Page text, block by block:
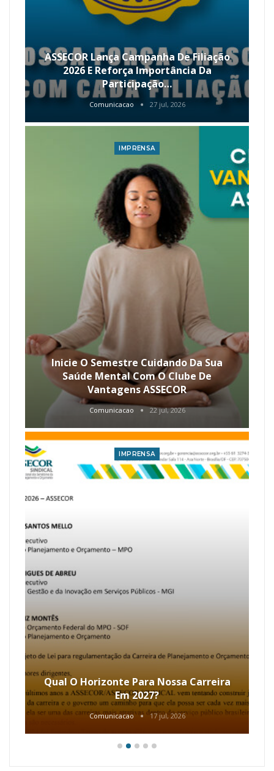
ASSECOR Lança Campanha De Filiação
2026 E Reforça Importância Da
Participação…
Comunicacao 27 jul, 2026
IMPRENSA
Inicie O Semestre Cuidando Da Sua
Saúde Mental Com O Clube De
Vantagens ASSECOR
Comunicacao 22 jul, 2026
IMPRENSA
Qual O Horizonte Para Nossa Carreira
Em 2027?
Comunicacao 17 jul, 2026